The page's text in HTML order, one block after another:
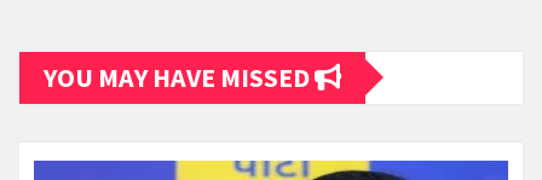
YOU MAY HAVE MISSED